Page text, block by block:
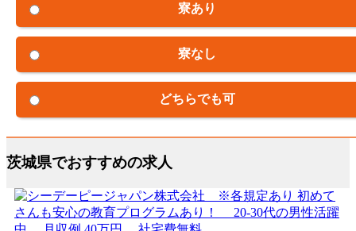
寮あり
寮なし
どちらでも可
茨城県でおすすめの求人